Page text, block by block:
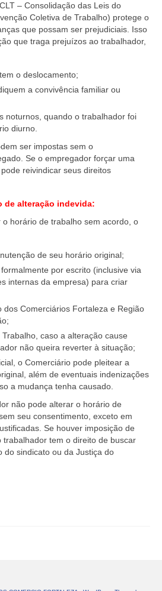
– Consolidação das Leis do
Coletiva de Trabalho) protege o
que possam ser prejudiciais. Isso
que traga prejuízos ao trabalhador,
o deslocamento;
a convivência familiar ou
noturnos, quando o trabalhador foi
diurno.
ser impostas sem o
Se o empregador forçar uma
reivindicar seus direitos
de alteração indevida:
horário de trabalho sem acordo, o
de seu horário original;
por escrito (inclusive via
internas da empresa) para criar
dos Comerciários Fortaleza e Região
caso a alteração cause
não queira reverter à situação;
o Comerciário pode pleitear a
além de eventuais indenizações
a mudança tenha causado.
não pode alterar o horário de
seu consentimento, exceto em
Se houver imposição de
trabalhador tem o direito de buscar
do sindicato ou da Justiça do